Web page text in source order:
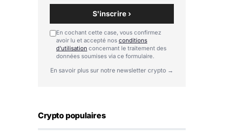
S'inscrire ›
En cochant cette case, vous confirmez
avoir lu et accepté nos conditions
d'utilisation concernant le traitement des
données soumises via ce formulaire.
En savoir plus sur notre newsletter crypto →
Crypto populaires